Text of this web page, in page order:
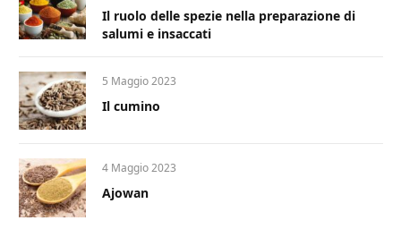
Il ruolo delle spezie nella preparazione di
salumi e insaccati
5 Maggio 2023
Il cumino
4 Maggio 2023
Ajowan